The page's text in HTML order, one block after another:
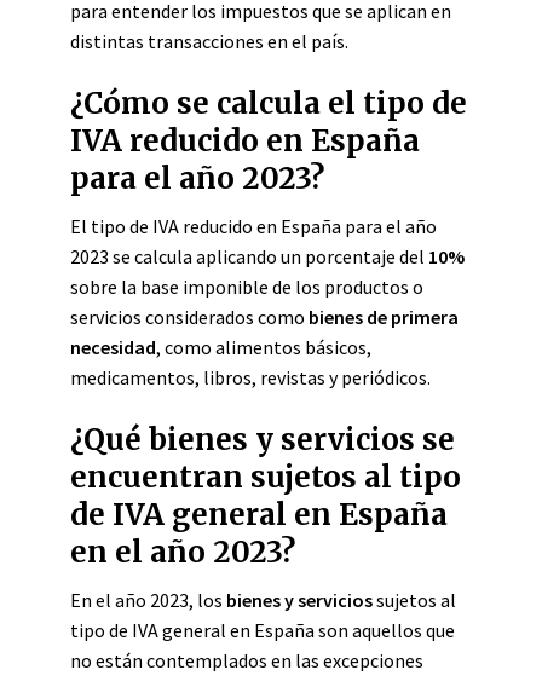
para entender los impuestos que se aplican en
distintas transacciones en el país.
¿Cómo se calcula el tipo de
IVA reducido en España
para el año 2023?
El tipo de IVA reducido en España para el año
2023 se calcula aplicando un porcentaje del 10%
sobre la base imponible de los productos o
servicios considerados como bienes de primera
necesidad, como alimentos básicos,
medicamentos, libros, revistas y periódicos.
¿Qué bienes y servicios se
encuentran sujetos al tipo
de IVA general en España
en el año 2023?
En el año 2023, los bienes y serviciossujetos al
tipo de IVA general en España son aquellos que
no están contemplados en las excepciones